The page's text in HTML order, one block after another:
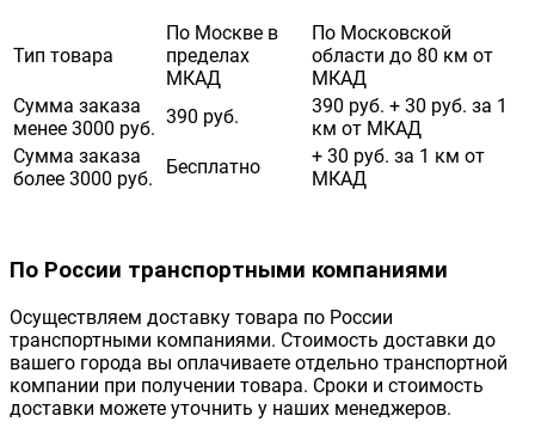
Тип товара
По Москве в
пределах
МКАД
По Московской
области до 80 км от
МКАД
Сумма заказа
менее 3000 руб.
390 руб.
390 руб. + 30 руб. за 1
км от МКАД
Сумма заказа
более 3000 руб.
Бесплатно
+ 30 руб. за 1 км от
МКАД
По России транспортными компаниями
Осуществляем доставку товара по России
транспортными компаниями. Стоимость доставки до
вашего города вы оплачиваете отдельно транспортной
компании при получении товара. Сроки и стоимость
доставки можете уточнить у наших менеджеров.